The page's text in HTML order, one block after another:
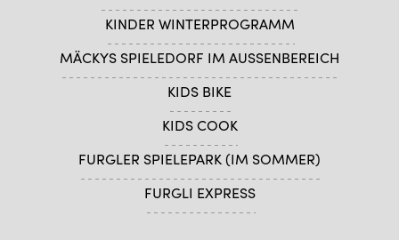
KINDER WINTERPROGRAMM
MÄCKYS SPIELEDORF IM AUSSENBEREICH
KIDS BIKE
KIDS COOK
FURGLER SPIELEPARK (IM SOMMER)
FURGLI EXPRESS